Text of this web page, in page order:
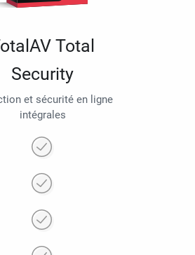
Total
Security
et sécurité en ligne
intégrales